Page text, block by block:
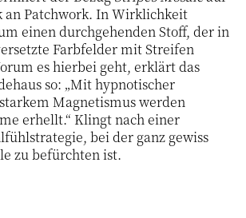
an Patchwork. In Wirklichkeit
einen durchgehenden Stoff, der in
Farbfelder mit Streifen
es hierbei geht, erklärt das
so: „Mit hypnotischer
Magnetismus werden
erhellt.“ Klingt nach einer
bei der ganz gewiss
zu befürchten ist.